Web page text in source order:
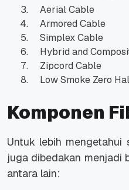
Aerial Cable
Armored Cable
Simplex Cable
Hybrid and
Zipcord Cable
Low Smoke Zero
Komponen
Untuk lebih mengetahui
juga dibedakan menjadi
antara lain: